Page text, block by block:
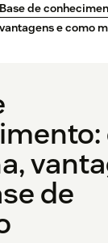
Base de
e como
de